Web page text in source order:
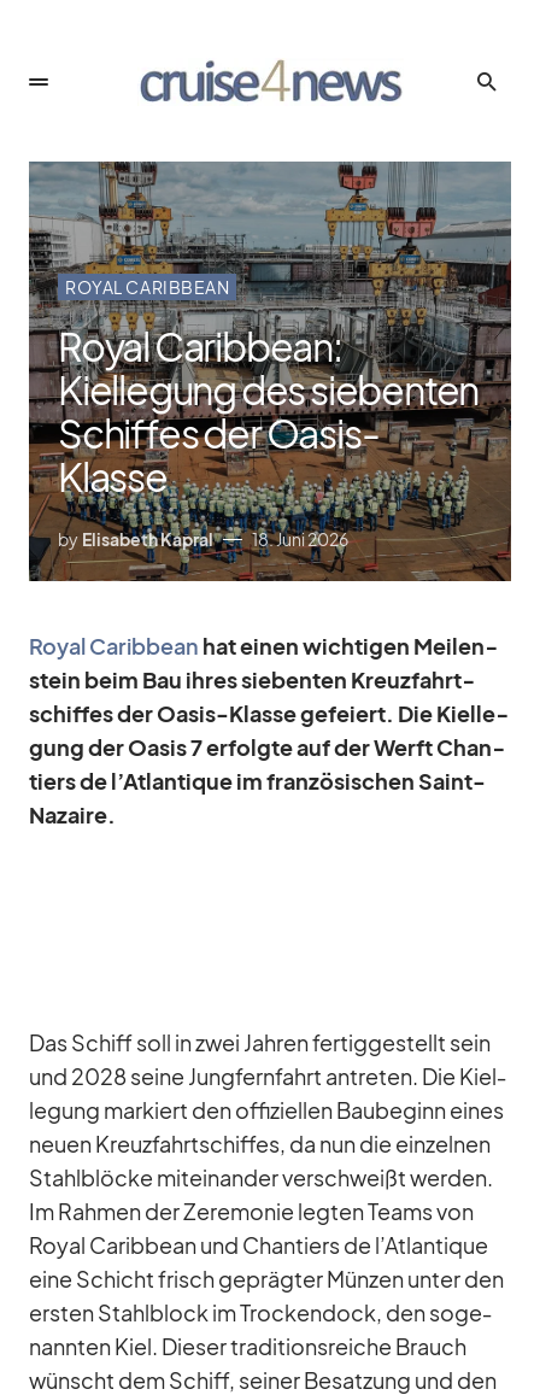
ROYAL CARIBBEAN
Royal Caribbean:
Kiellegung des siebenten
Schiffes der Oasis-
Klasse
by Elisabeth Kapral 18. Juni 2026
Royal Ca­rib­bean hat ei­nen wich­ti­gen Mei­len­
stein beim Bau ih­res sie­ben­ten Kreuz­fahrt­
schif­fes der Oa­sis-Klasse ge­fei­ert. Die Kiel­le­
gung der Oa­sis 7 er­folgte auf der Werft Chan­
tiers de l’Atlantique im fran­zö­si­schen Saint-
Na­zaire.
Das Schiff soll in zwei Jah­ren fer­tig­ge­stellt sein
und 2028 seine Jung­fern­fahrt an­tre­ten. Die Kiel­
le­gung mar­kiert den of­fi­zi­el­len Bau­be­ginn ei­nes
neuen Kreuz­fahrt­schif­fes, da nun die ein­zel­nen
Stahl­blö­cke mit­ein­an­der ver­schweißt wer­den.
Im Rah­men der Ze­re­mo­nie leg­ten Teams von
Royal Ca­rib­bean und Chan­tiers de l’Atlantique
eine Schicht frisch ge­präg­ter Mün­zen un­ter den
ers­ten Stahl­block im Tro­cken­dock, den so­ge­
nann­ten Kiel. Die­ser tra­di­ti­ons­rei­che Brauch
wünscht dem Schiff, sei­ner Be­sat­zung und den